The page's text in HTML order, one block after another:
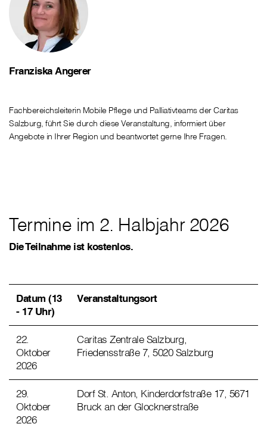
Franziska Angerer
Fachbereichsleiterin Mobile Pflege und Palliativteams der Caritas
Salzburg, führt Sie durch diese Veranstaltung, informiert über
Angebote in Ihrer Region und beantwortet gerne Ihre Fragen.
Termine im 2. Halbjahr 2026
Die Teilnahme ist kostenlos.
Datum (13
- 17 Uhr)
Veranstaltungsort
22.
Oktober
2026
Caritas Zentrale Salzburg,
Friedensstraße 7, 5020 Salzburg
29.
Oktober
2026
Dorf St. Anton, Kinderdorfstraße 17, 5671
Bruck an der Glocknerstraße